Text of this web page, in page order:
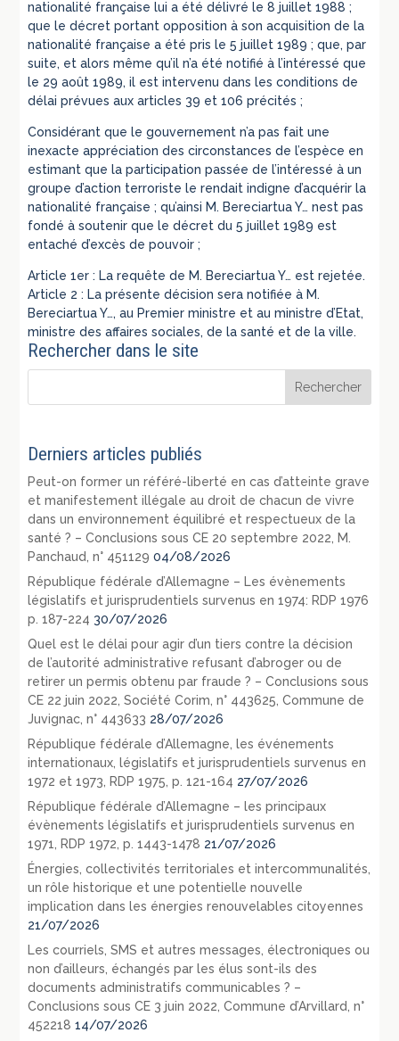
nationalité française lui a été délivré le 8 juillet 1988 ;
que le décret portant opposition à son acquisition de la
nationalité française a été pris le 5 juillet 1989 ; que, par
suite, et alors même qu’il n’a été notifié à l’intéressé que
le 29 août 1989, il est intervenu dans les conditions de
délai prévues aux articles 39 et 106 précités ;
Considérant que le gouvernement n’a pas fait une
inexacte appréciation des circonstances de l’espèce en
estimant que la participation passée de l’intéressé à un
groupe d’action terroriste le rendait indigne d’acquérir la
nationalité française ; qu’ainsi M. Bereciartua Y… nest pas
fondé à soutenir que le décret du 5 juillet 1989 est
entaché d’excès de pouvoir ;
Article 1er : La requête de M. Bereciartua Y… est rejetée.
Article 2 : La présente décision sera notifiée à M.
Bereciartua Y…, au Premier ministre et au ministre d’Etat,
ministre des affaires sociales, de la santé et de la ville.
Rechercher dans le site
Derniers articles publiés
Peut-on former un référé-liberté en cas d’atteinte grave
et manifestement illégale au droit de chacun de vivre
dans un environnement équilibré et respectueux de la
santé ? – Conclusions sous CE 20 septembre 2022, M.
Panchaud, n° 451129 04/08/2026
République fédérale d’Allemagne – Les évènements
législatifs et jurisprudentiels survenus en 1974: RDP 1976
p. 187-224 30/07/2026
Quel est le délai pour agir d’un tiers contre la décision
de l’autorité administrative refusant d’abroger ou de
retirer un permis obtenu par fraude ? – Conclusions sous
CE 22 juin 2022, Société Corim, n° 443625, Commune de
Juvignac, n° 443633 28/07/2026
République fédérale d’Allemagne, les événements
internationaux, législatifs et jurisprudentiels survenus en
1972 et 1973, RDP 1975, p. 121-164 27/07/2026
République fédérale d’Allemagne – les principaux
évènements législatifs et jurisprudentiels survenus en
1971, RDP 1972, p. 1443-1478 21/07/2026
Énergies, collectivités territoriales et intercommunalités,
un rôle historique et une potentielle nouvelle
implication dans les énergies renouvelables citoyennes
21/07/2026
Les courriels, SMS et autres messages, électroniques ou
non d’ailleurs, échangés par les élus sont-ils des
documents administratifs communicables ? –
Conclusions sous CE 3 juin 2022, Commune d’Arvillard, n°
452218 14/07/2026